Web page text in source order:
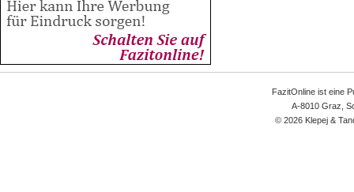
FazitOnline ist eine
A-8010 Graz,
© 2026 Klepej &